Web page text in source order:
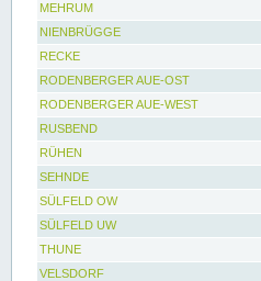
MEHRUM
NIENBRÜGGE
RECKE
RODENBERGER AUE-OST
RODENBERGER AUE-WEST
RUSBEND
RÜHEN
SEHNDE
SÜLFELD OW
SÜLFELD UW
THUNE
VELSDORF